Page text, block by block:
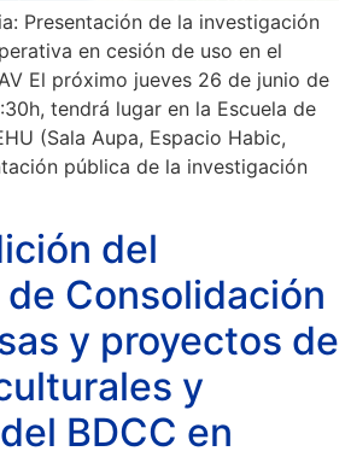
Presentación de la investigación
en cesión de uso en el
El próximo jueves 26 de junio de
tendrá lugar en la Escuela de
(Sala Aupa, Espacio Habic,
pública de la investigación
del
de Consolidación
y proyectos de
y
BDCC en